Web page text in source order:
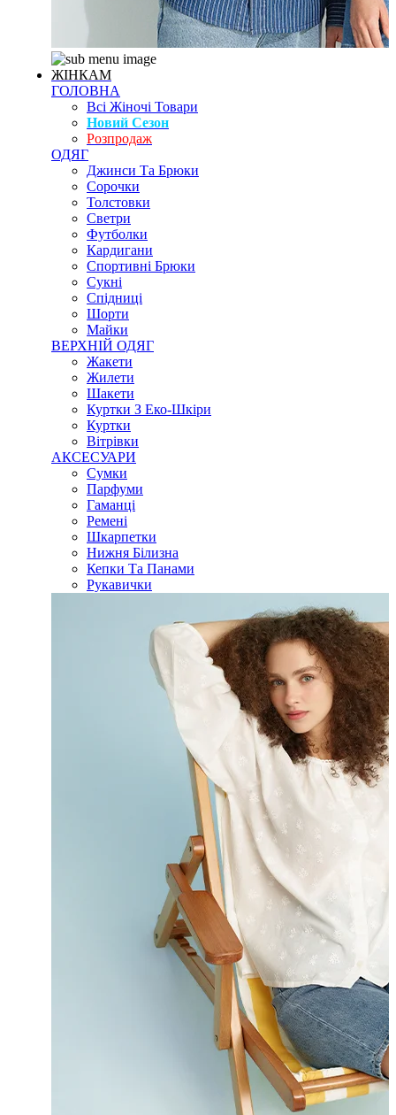
ЖІНКАМ
ГОЛОВНА
Всі Жіночі Товари
Новий Сезон
Розпродаж
ОДЯГ
Джинси Та Брюки
Сорочки
Толстовки
Светри
Футболки
Кардигани
Спортивні Брюки
Сукні
Спідниці
Шорти
Майки
ВЕРХНІЙ ОДЯГ
Жакети
Жилети
Шакети
Куртки З Еко-Шкіри
Куртки
Вітрівки
АКСЕСУАРИ
Сумки
Парфуми
Гаманці
Ремені
Шкарпетки
Нижня Білизна
Кепки Та Панами
Рукавички